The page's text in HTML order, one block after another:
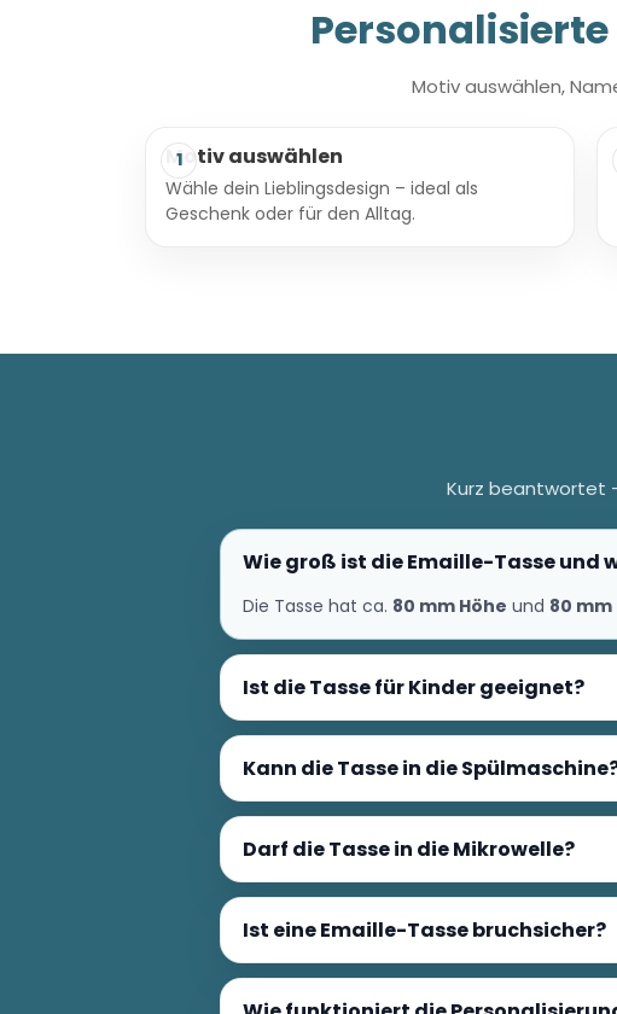
Motiv auswählen,
1
Motiv auswählen
Wähle dein Lieblingsdesign – ideal als
Geschenk oder für den Alltag.
Kurz beantwortet
Wie groß ist die Emaille-Tasse und
Die Tasse hat ca. 80 mm Höhe und 80
Ist die Tasse für Kinder geeignet?
Kann die Tasse in die
Darf die Tasse in die Mikrowelle?
Ist eine Emaille-Tasse bruchsicher?